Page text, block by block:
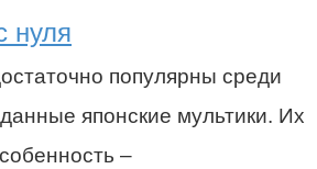
нуля
популярны среди
японские мультики. Их
–